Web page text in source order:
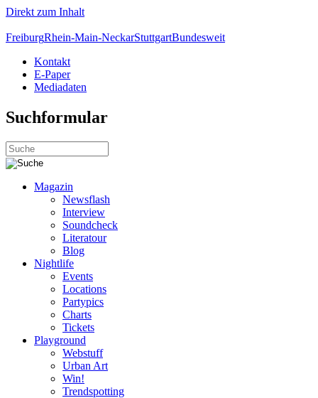
Direkt zum Inhalt
FreiburgRhein-Main-NeckarStuttgartBundesweit
Kontakt
E-Paper
Mediadaten
Suchformular
Magazin
Newsflash
Interview
Soundcheck
Literatour
Blog
Nightlife
Events
Locations
Partypics
Charts
Tickets
Playground
Webstuff
Urban Art
Win!
Trendspotting